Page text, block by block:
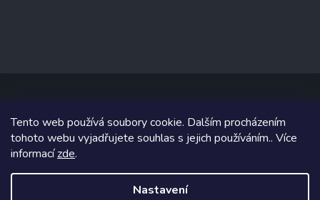
Tento web používá soubory cookie. Dalším procházením
tohoto webu vyjadřujete souhlas s jejich používáním.. Více
informacízde.
Nastavení
Copyright 2026www.prizealize.cz. Všechna práva vyhrazena.
Grafický návrh vytvořil a na Shoptet implementoval
Shoptetak.cz.